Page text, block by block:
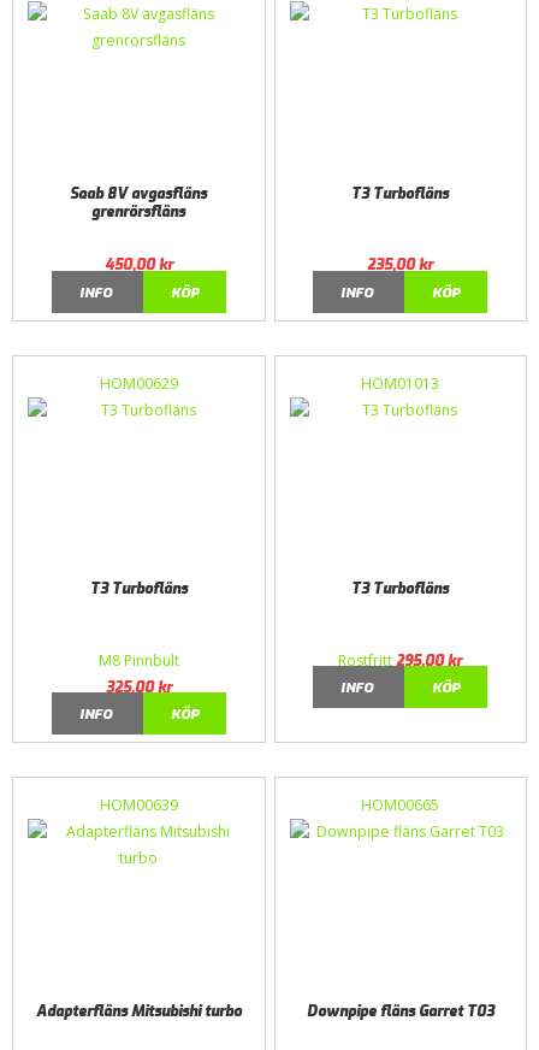
Saab 8V avgasfläns
grenrörsfläns
450,00kr
INFO
KÖP
T3 Turbofläns
235,00kr
INFO
KÖP
HOM00629
T3 Turbofläns
M8 Pinnbult
325,00kr
INFO
KÖP
HOM01013
T3 Turbofläns
Rostfritt 295,00kr
INFO
KÖP
HOM00639
Adapterfläns Mitsubishi turbo
HOM00665
Downpipe fläns Garret T03